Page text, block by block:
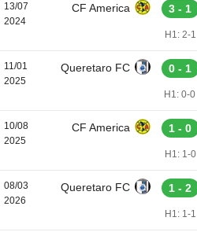
13/07
2024
CF America 3 - 1
H1: 2-1
11/01
2025
Queretaro FC 0 - 1
H1: 0-0
10/08
2025
CF America 1 - 0
H1: 1-0
08/03
2026
Queretaro FC 1 - 2
H1: 1-1